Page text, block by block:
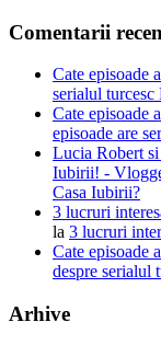
Comentarii
Cate episoade
serialul
Cate episoade
episoade are
Lucia Robert
Iubirii! -
Casa Iubirii?
3 lucruri
la 3 lucruri
Cate episoade
despre serialul
Arhive